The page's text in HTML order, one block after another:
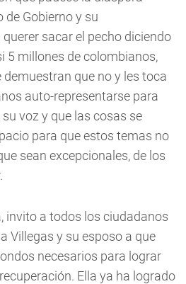
Gobierno y su
sacar el pecho diciendo
5 millones de colombianos,
que no y les toca
auto-representarse para
voz y que las cosas se
para que estos temas no
sean excepcionales, de los
invito a todos los ciudadanos
Villegas y su esposo a que
necesarios para lograr
Ella ya ha logrado